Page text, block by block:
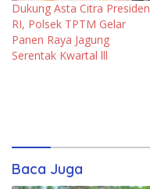
Dukung Asta Citra Presiden
RI, Polsek TPTM Gelar
Panen Raya Jagung
Serentak Kwartal lll
Baca Juga